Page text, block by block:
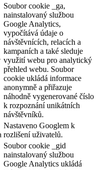
Soubor cookie _ga,
nainstalovaný službou
Google Analytics,
vypočítává údaje o
návštěvnících, relacích a
kampaních a také sleduje
využití webu pro analytický
přehled webu. Soubor
cookie ukládá informace
anonymně a přiřazuje
náhodně vygenerované číslo
k rozpoznání unikátních
návštěvníků.
Nastaveno Googlem k
rozlišení uživatelů.
Soubor cookie _gid
nainstalovaný službou
Google Analytics ukládá